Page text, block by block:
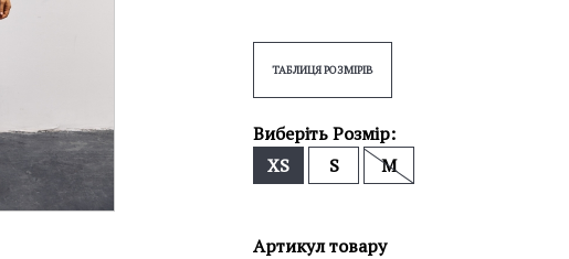
ТАБЛИЦЯ РОЗМІРІВ
Виберіть Розмір:
XS
S M
Артикул товару